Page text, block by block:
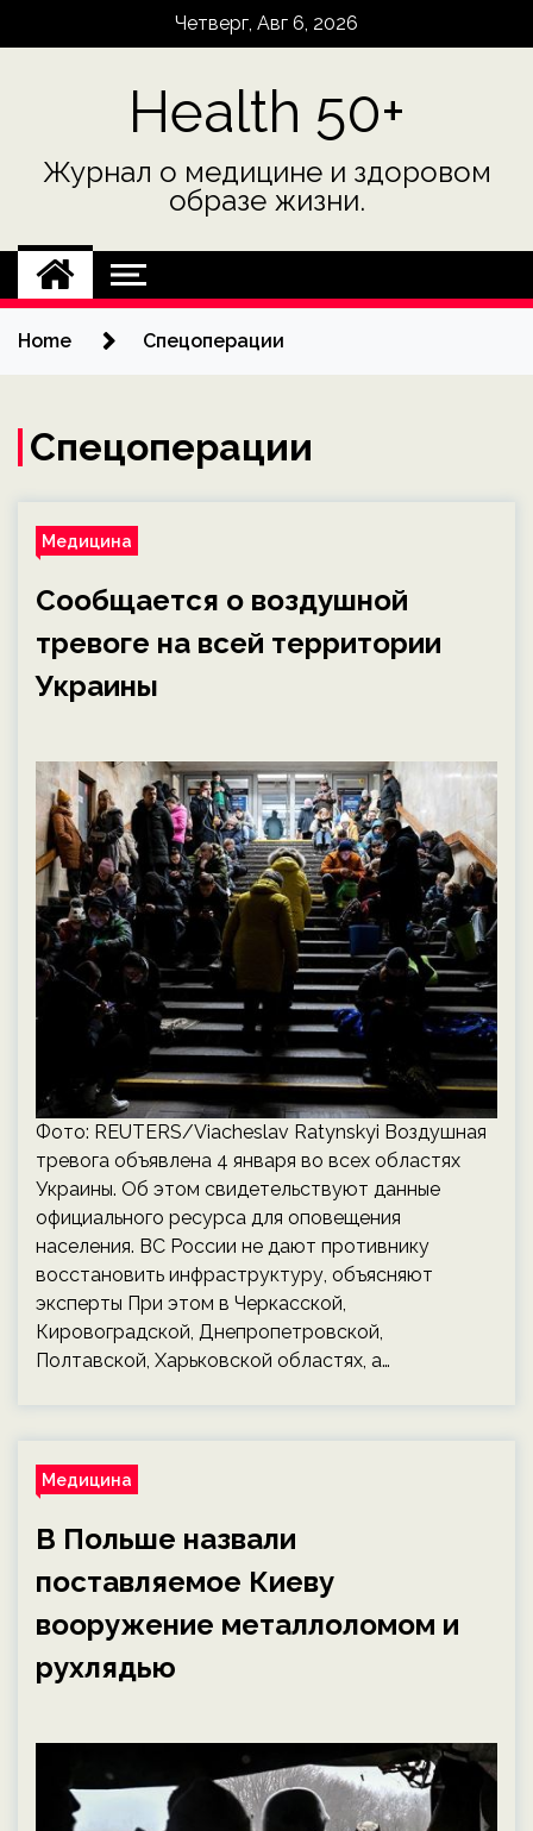
Четверг, Авг 6, 2026
Health 50+
Журнал о медицине и здоровом
образе жизни.
Home Спецоперации
Спецоперации
Медицина
Сообщается о воздушной
тревоге на всей территории
Украины
Фото: REUTERS/Viacheslav Ratynskyi Воздушная
тревога объявлена 4 января во всех областях
Украины. Об этом свидетельствуют данные
официального ресурса для оповещения
населения. ВС России не дают противнику
восстановить инфраструктуру, объясняют
эксперты При этом в Черкасской,
Кировоградской, Днепропетровской,
Полтавской, Харьковской областях, а…
Медицина
В Польше назвали
поставляемое Киеву
вооружение металлоломом и
рухлядью